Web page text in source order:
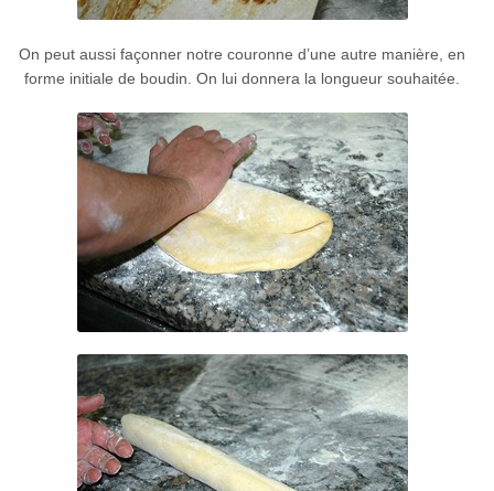
On peut aussi façonner notre couronne d’une autre manière, en
forme initiale de boudin. On lui donnera la longueur souhaitée.